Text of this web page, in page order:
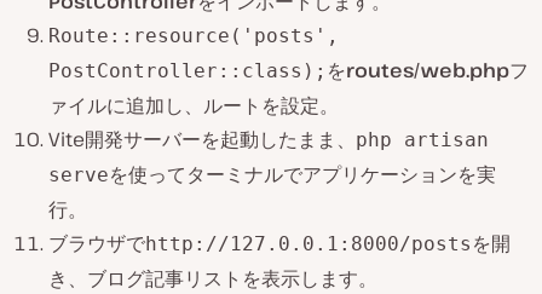
Route::resource('posts',
PostController::class); をroutes/web.phpフ
ァイルに追加し、ルートを設定。
Vite開発サーバーを起動したまま、
php artisan
serveを使ってターミナルでアプリケーションを実
行。
ブラウザでhttp://127.0.0.1:8000/posts を開
き、ブログ記事リストを表示します。